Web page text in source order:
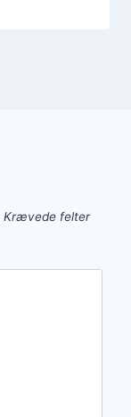
Krævede felter